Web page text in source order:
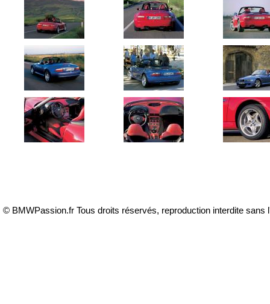
© BMWPassion.fr Tous droits réservés, reproduction interdite sans